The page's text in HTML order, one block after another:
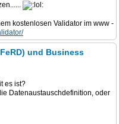
kostenlosen Validator im www -
und Business
es ist?
Datenaustauschdefinition, oder